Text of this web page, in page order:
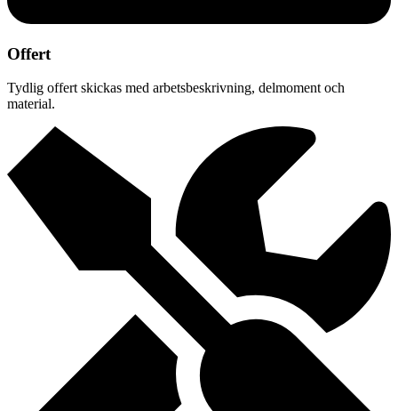
Offert
Tydlig offert skickas med arbetsbeskrivning, delmoment och
material.